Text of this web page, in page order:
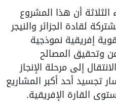
أن هذا المشروع
لقادة الجزائر والنيجر
إفريقية نموذجية
المصالح
إلى مرحلة الإنجاز
أحد أكبر المشاريع
القارة الإفريقية.